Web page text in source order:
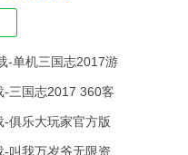
-单机三国志2017游
-三国志2017 360客
俱乐大玩家官方版
叫我万岁爷无限资